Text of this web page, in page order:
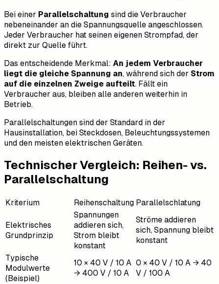
Bei einer Parallelschaltung sind die Verbraucher
nebeneinander an die Spannungsquelle angeschlossen.
Jeder Verbraucher hat seinen eigenen Strompfad, der
direkt zur Quelle führt.
Das entscheidende Merkmal: An jedem Verbraucher
liegt die gleiche Spannung an, während sich der Strom
auf die einzelnen Zweige aufteilt. Fällt ein
Verbraucher aus, bleiben alle anderen weiterhin in
Betrieb.
Parallelschaltungen sind der Standard in der
Hausinstallation, bei Steckdosen, Beleuchtungssystemen
und den meisten elektrischen Geräten.
Technischer Vergleich: Reihen- vs.
Parallelschaltung
Kriterium Reihenschaltung Parallelschlatung
Elektrisches
Grundprinzip
Spannungen
addieren sich,
Strom bleibt
konstant
Ströme addieren
sich, Spannung bleibt
konstant
Typische
Modulwerte
(Beispiel)
10 × 40 V / 10 A
→ 400 V / 10 A
0 × 40 V / 10 A → 40
V / 100 A